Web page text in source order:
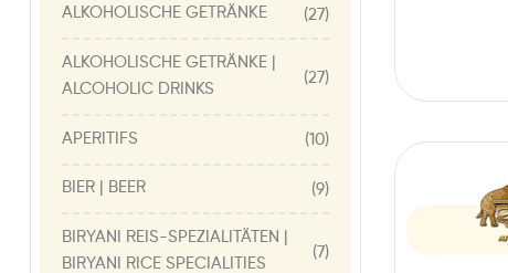
ALKOHOLISCHE GETRÄNKE (27)
ALKOHOLISCHE GETRÄNKE |
ALCOHOLIC DRINKS
(27)
APERITIFS (10)
BIER | BEER (9)
BIRYANI REIS-SPEZIALITÄTEN |
BIRYANI RICE SPECIALITIES
(7)